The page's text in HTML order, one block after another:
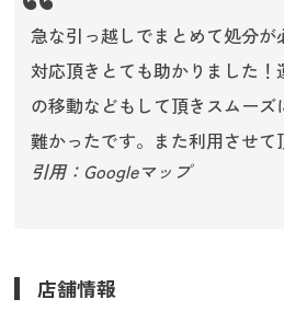
急な引っ越しでまとめて処分が
対応頂きとても助かりました
の移動などもして頂きスムーズ
難かったです。また利用させて
引用：Googleマップ
店舗情報